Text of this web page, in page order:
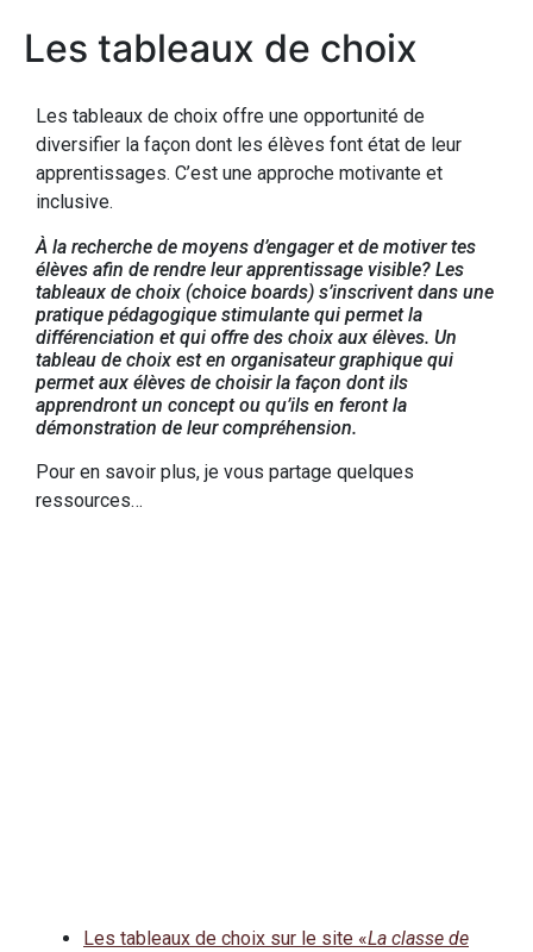
Les tableaux de choix
Les tableaux de choix offre une opportunité de
diversifier la façon dont les élèves font état de leur
apprentissages. C’est une approche motivante et
inclusive.
À la recherche de moyens d’engager et de motiver tes
élèves afin de rendre leur apprentissage visible? Les
tableaux de choix (choice boards) s’inscrivent dans une
pratique pédagogique stimulante qui permet la
différenciation et qui offre des choix aux élèves. Un
tableau de choix est en organisateur graphique qui
permet aux élèves de choisir la façon dont ils
apprendront un concept ou qu’ils en feront la
démonstration de leur compréhension.
Pour en savoir plus, je vous partage quelques
ressources…
Les tableaux de choix sur le site «La classe de